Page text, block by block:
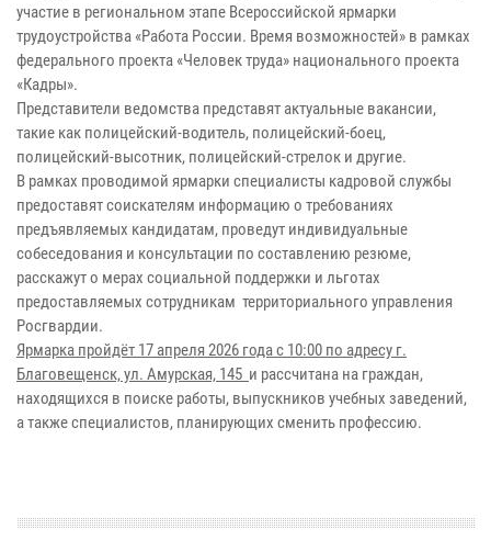
участие в региональном этапе Всероссийской ярмарки
трудоустройства «Работа России. Время возможностей» в рамках
федерального проекта «Человек труда» национального проекта
«Кадры».
Представители ведомства представят актуальные вакансии,
такие как полицейский-водитель, полицейский-боец,
полицейский-высотник, полицейский-стрелок и другие.
В рамках проводимой ярмарки специалисты кадровой службы
предоставят соискателям информацию о требованиях
предъявляемых кандидатам, проведут индивидуальные
собеседования и консультации по составлению резюме,
расскажут о мерах социальной поддержки и льготах
предоставляемых сотрудникам территориального управления
Росгвардии.
Ярмарка пройдёт 17 апреля 2026 года с 10:00 по адресу г.
Благовещенск, ул. Амурская, 145 и рассчитана на граждан,
находящихся в поиске работы, выпускников учебных заведений,
а также специалистов, планирующих сменить профессию.